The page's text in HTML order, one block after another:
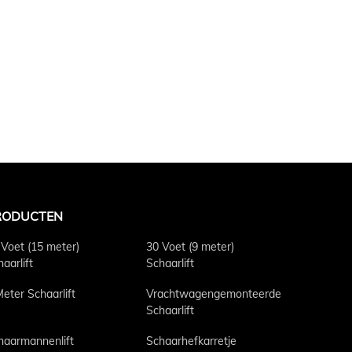
(15 meter)
30 Voet (9 meter)
Schaarlift
Schaarlift
Vrachtwagengemonteerde
Schaarlift
Schaarhefkarretje